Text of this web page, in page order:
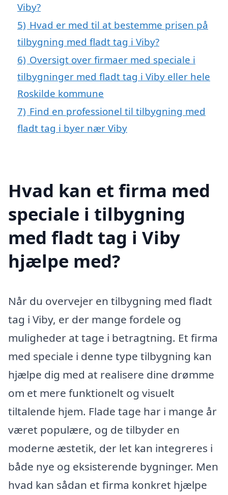
Viby?
5) Hvad er med til at bestemme prisen på
tilbygning med fladt tag i Viby?
6) Oversigt over firmaer med speciale i
tilbygninger med fladt tag i Viby eller hele
Roskilde kommune
7) Find en professionel til tilbygning med
fladt tag i byer nær Viby
Hvad kan et firma med
speciale i tilbygning
med fladt tag i Viby
hjælpe med?
Når du overvejer en tilbygning med fladt
tag i Viby, er der mange fordele og
muligheder at tage i betragtning. Et firma
med speciale i denne type tilbygning kan
hjælpe dig med at realisere dine drømme
om et mere funktionelt og visuelt
tiltalende hjem. Flade tage har i mange år
været populære, og de tilbyder en
moderne æstetik, der let kan integreres i
både nye og eksisterende bygninger. Men
hvad kan sådan et firma konkret hjælpe